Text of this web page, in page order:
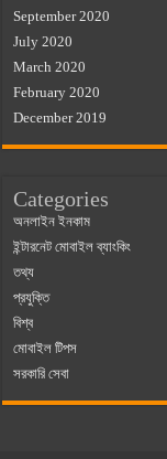
September 2020
July 2020
March 2020
February 2020
December 2019
Categories
অনলাইন ইনকাম
ইন্টারনেট মোবাইল ব্যাংকিং
তথ্য
প্রযুক্তি
বিশ্ব
মোবাইল টিপস
সরকারি সেবা